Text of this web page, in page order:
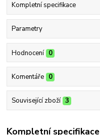
Kompletní specifikace
Parametry
Hodnocení 0
Komentáře 0
Související zboží 3
Kompletní specifikace